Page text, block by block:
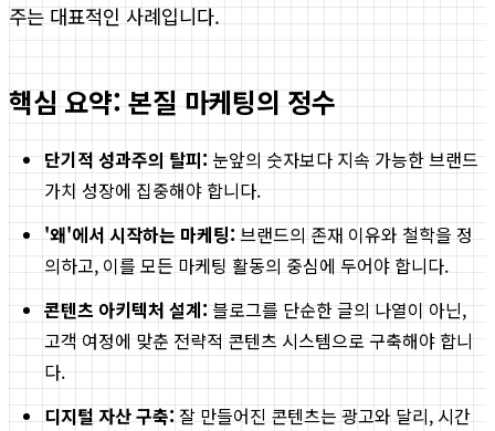
주는 대표적인 사례입니다.
핵심 요약: 본질 마케팅의 정수
단기적 성과주의 탈피: 눈앞의 숫자보다 지속 가능한 브랜드
가치 성장에 집중해야 합니다.
'왜'에서 시작하는 마케팅:브랜드의 존재 이유와 철학을 정
의하고, 이를 모든 마케팅 활동의 중심에 두어야 합니다.
콘텐츠 아키텍처 설계: 블로그를 단순한 글의 나열이 아닌,
고객 여정에 맞춘 전략적 콘텐츠 시스템으로 구축해야 합니
다.
디지털 자산 구축: 잘 만들어진 콘텐츠는 광고와 달리, 시간